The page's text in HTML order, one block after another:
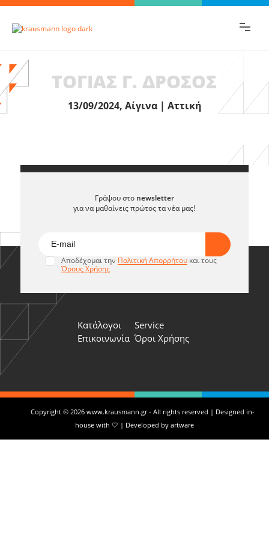
ΤΟΓΙΑΣ Γ. ΔΡΟΣΟΣ
13/09/2024, Αίγινα | Αττική
Γράψου στο newsletter
για να μαθαίνεις πρώτος τα νέα μας!
Αποδέχομαι την Πολιτική Απορρήτουκαι τους
Όρους Χρήσης
Κατάλογοι
Service
Επικοινωνία Όροι Χρήσης
Copyright © 2026 www.krausmann.gr - All rights reserved | Designed in-
house with 🤍 | Developed by artware
Βρες γρήγορα την πληροφορία που